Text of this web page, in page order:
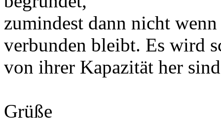
zumindest dann nicht
verbunden bleibt. Es wird
von ihrer Kapazität her
Grüße